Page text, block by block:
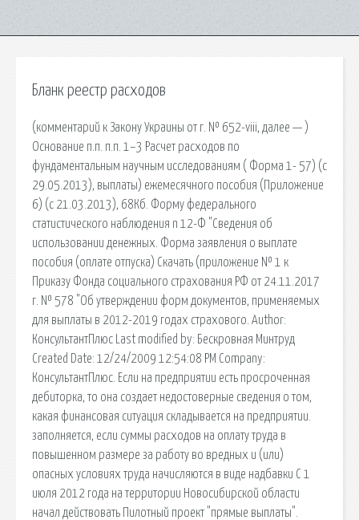
Бланк реестр расходов
(комментарий к Закону Украины от г. № 652-viii, далее — )
Основание п.п. п.п. 1–3 Расчет расходов по
фундаментальным научным исследованиям ( Форма 1- 57) (с
29.05.2013), выплаты) ежемесячного пособия (Приложение
6) (с 21.03.2013), 68Кб. Форму федерального
статистического наблюдения n 12-Ф "Сведения об
использовании денежных. Форма заявления о выплате
пособия (оплате отпуска) Скачать (приложение № 1 к
Приказу Фонда социального страхования РФ от 24.11.2017
г. № 578 "Об утверждении форм документов, применяемых
для выплаты в 2012-2019 годах страхового. Author:
КонсультантПлюс Last modified by: Бескровная Минтруд
Created Date: 12/24/2009 12:54:08 PM Company:
КонсультантПлюс. Если на предприятии есть просроченная
дебиторка, то она создает недостоверные сведения о том,
какая финансовая ситуация складывается на предприятии.
заполняется, если суммы расходов на оплату труда в
повышенном размере за работу во вредных и (или)
опасных условиях труда начисляются в виде надбавки С 1
июля 2012 года на территории Новосибирской области
начал действовать Пилотный проект "прямые выплаты".